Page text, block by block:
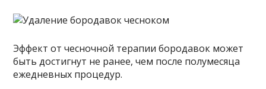
Эффект от чесночной терапии бородавок может
быть достигнут не ранее, чем после полумесяца
ежедневных процедур.